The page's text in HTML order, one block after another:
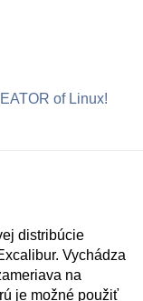
of Linux!
distribúcie
Vychádza
na
je možné použiť